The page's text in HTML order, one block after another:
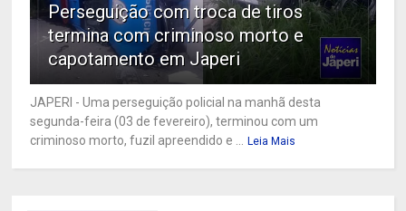
Perseguição com troca de tiros
termina com criminoso morto e
capotamento em Japeri
JAPERI - Uma perseguição policial na manhã desta
segunda-feira (03 de fevereiro), terminou com um
criminoso morto, fuzil apreendido e ...
Leia Mais